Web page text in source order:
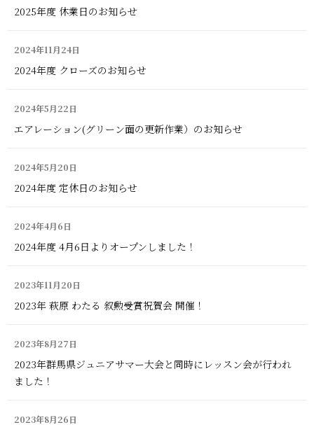
2025年度 休業日のお知らせ
2024年11月24日
2024年度 クローズのお知らせ
2024年5月22日
エアレーション(グリーン面の更新作業）のお知らせ
2024年5月20日
2024年度 定休日のお知らせ
2024年4月6日
2024年度 4月6日よりオープンしました！
2023年11月20日
2023年 萩原 わたる 叙勲受賞祝賀会 開催！
2023年8月27日
2023年群馬県ジュニアサマー大会と同時にレッスン会が行われ
ました！
2023年8月26日